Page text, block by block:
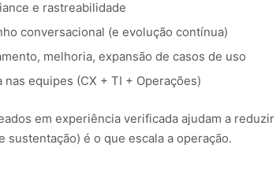
e rastreabilidade
conversacional (e evolução contínua)
melhoria, expansão de casos de uso
nas equipes (CX + TI + Operações)
em experiência verificada ajudam a
sustentação) é o que escala a operação.